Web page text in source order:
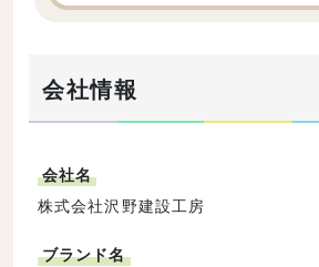
会社情報
会社名
株式会社沢野建設工房
ブランド名